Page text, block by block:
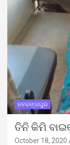
ନବରଙ୍ଗପୁର
ତିନି କିମି
October 18, 2020